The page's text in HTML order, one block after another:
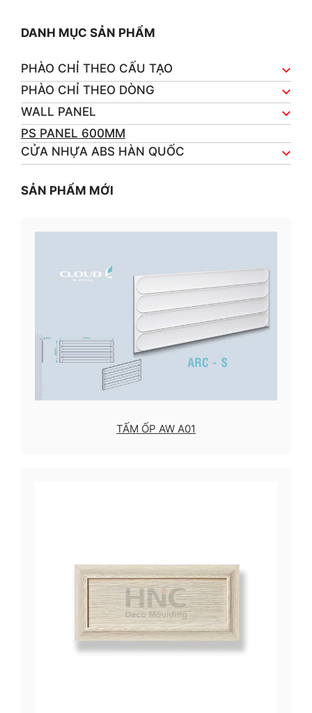
DANH MỤC SẢN PHẨM
PHÀO CHỈ THEO CẤU TẠO
PHÀO CHỈ THEO DÒNG
WALL PANEL
PS PANEL 600MM
CỬA NHỰA ABS HÀN QUỐC
SẢN PHẨM MỚI
TẤM ỐP AW A01